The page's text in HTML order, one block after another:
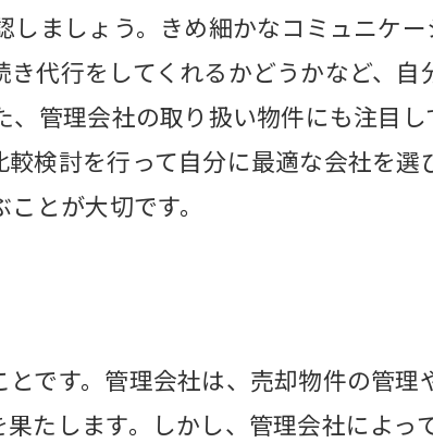
ましょう。きめ細かなコミュニケー
代行をしてくれるかどうかなど、自
管理会社の取り扱い物件にも注目し
検討を行って自分に最適な会社を選
とが大切です。
です。管理会社は、売却物件の管理
たします。しかし、管理会社によっ